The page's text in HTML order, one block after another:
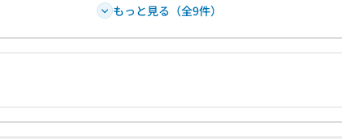
もっと見る（全9件）